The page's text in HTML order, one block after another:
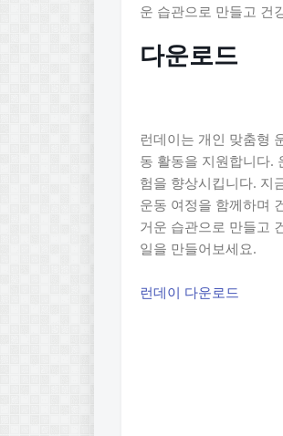
운 습관으로 만들고 건
다운로드
런데이는 개인 맞춤형
동 활동을 지원합니다.
험을 향상시킵니다. 지
운동 여정을 함께하며
거운 습관으로 만들고
일을 만들어보세요.
런데이 다운로드